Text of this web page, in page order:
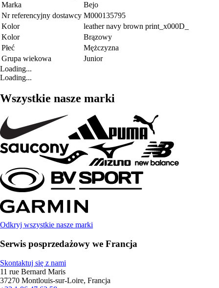
Marka
Bejo
Nr referencyjny dostawcy M000135795
Kolor
leather navy brown print_x000D_
Kolor
Brązowy
Płeć
Mężczyzna
Grupa wiekowa
Junior
Loading...
Loading...
Wszystkie nasze marki
Odkryj wszystkie nasze marki
Serwis posprzedażowy we Francja
Skontaktuj się z nami
11 rue Bernard Maris
37270 Montlouis-sur-Loire, Francja